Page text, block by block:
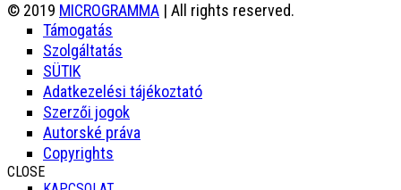
© 2019 MICROGRAMMA | All rights reserved.
Támogatás
Szolgáltatás
SÜTIK
Adatkezelési tájékoztató
Szerzői jogok
Autorské práva
Copyrights
CLOSE